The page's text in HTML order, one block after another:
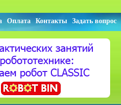
Оплата Контакты Задать вопрос